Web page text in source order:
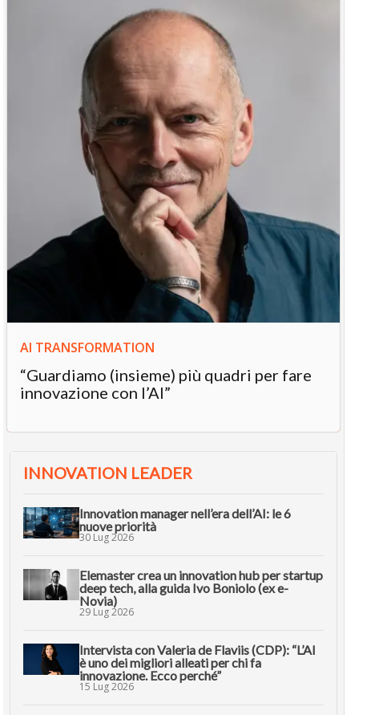
AI TRANSFORMATION
“Guardiamo (insieme) più quadri per fare
innovazione con l’AI”
INNOVATION LEADER
Innovation manager nell’era dell’AI: le 6
nuove priorità
30 Lug 2026
Elemaster crea un innovation hub per startup
deep tech, alla guida Ivo Boniolo (ex e-
Novia)
29 Lug 2026
Intervista con Valeria de Flaviis (CDP): “L’AI
è uno dei migliori alleati per chi fa
innovazione. Ecco perché”
15 Lug 2026